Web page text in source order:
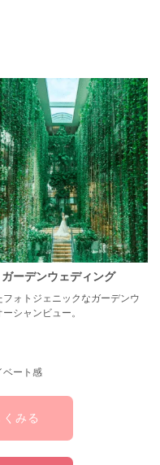
ーデンウェディング
フォトジェニックなガーデンウ
シャンビュー。
ベート感
みる